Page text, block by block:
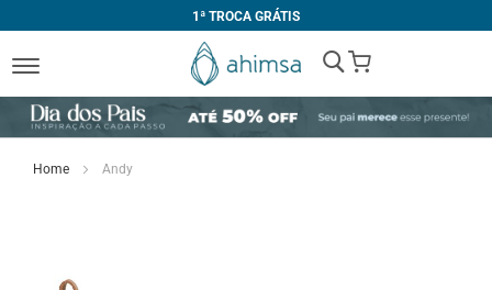
1ª TROCA GRÁTIS
My Cart
Home Andy